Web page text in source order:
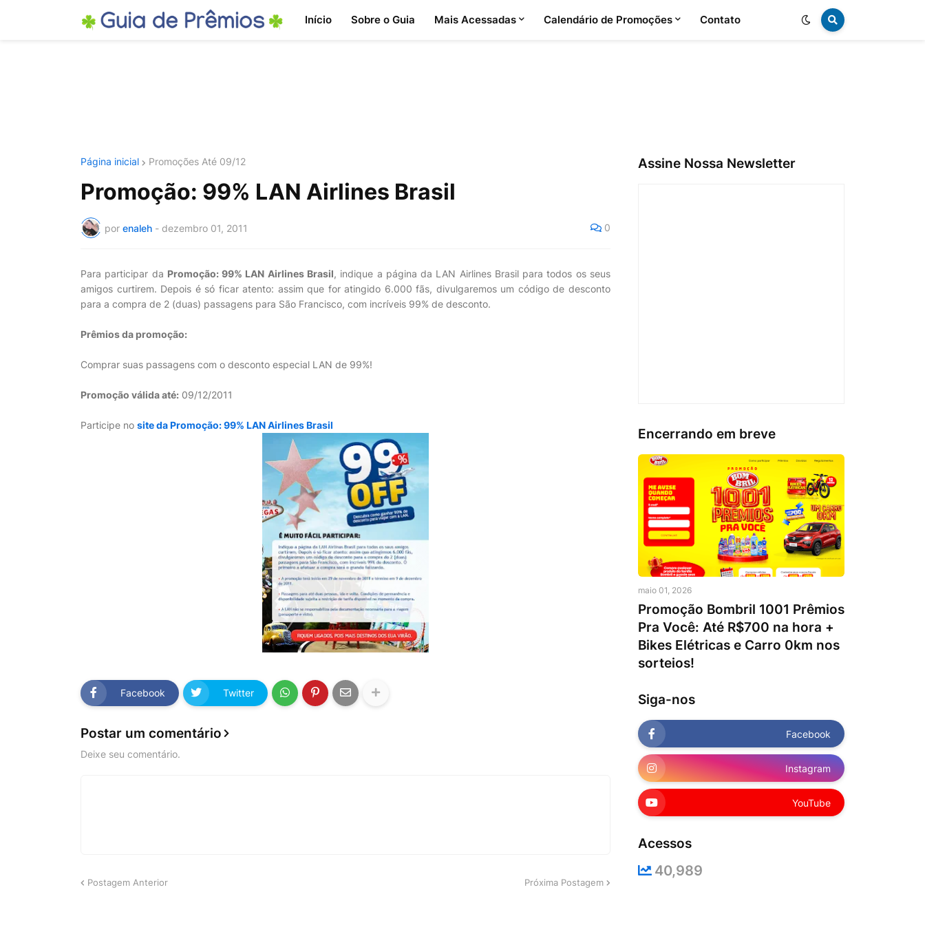
Início Sobre o Guia Mais Acessadas Calendário de Promoções Contato
Página inicial Promoções Até 09/12
Promoção: 99% LAN Airlines Brasil
por enaleh - dezembro 01, 2011 0
Para participar da Promoção: 99% LAN Airlines Brasil, indique a página da LAN Airlines Brasil para todos os seus
amigos curtirem. Depois é só ficar atento: assim que for atingido 6.000 fãs, divulgaremos um código de desconto
para a compra de 2 (duas) passagens para São Francisco, com incríveis 99% de desconto.
Prêmios da promoção:
Comprar suas passagens com o desconto especial LAN de 99%!
Promoção válida até: 09/12/2011
Participe no site da Promoção: 99% LAN Airlines Brasil
Facebook Twitter
Postar um comentário
Deixe seu comentário.
Postagem Anterior Próxima Postagem
Assine Nossa Newsletter
Encerrando em breve
maio 01, 2026
Promoção Bombril 1001 Prêmios
Pra Você: Até R$700 na hora +
Bikes Elétricas e Carro 0km nos
sorteios!
Siga-nos
Facebook
Instagram
YouTube
Acessos
40,989